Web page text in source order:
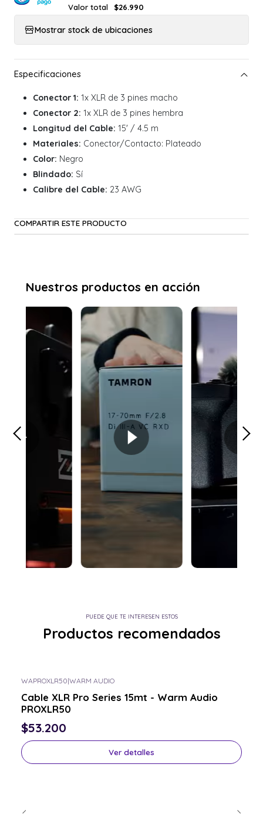
Valor total $26.990
Mostrar stock de ubicaciones
Conector 1: 1x XLR de 3 pines macho
Conector 2: 1x XLR de 3 pines hembra
Longitud del Cable: 15' / 4.5 m
Materiales: Conector/Contacto: Plateado
Color: Negro
Blindado: Sí
Calibre del Cable: 23 AWG
COMPARTIR ESTE PRODUCTO
PUEDE QUE TE INTERESEN ESTOS
Productos recomendados
WAPROXLR50|WARM AUDIO
Cable XLR Pro Series 15mt - Warm Audio
PROXLR50
$53.200
Ver detalles